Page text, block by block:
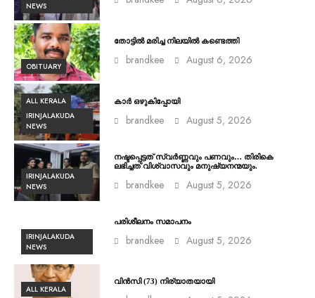
NEWS
OBITUARY
തോട്ടിൽ മരിച്ച നിലയിൽ കണ്ടെത്തി
brandkee August 6, 2026
ALL KERALA
IRINJALAKUDA
NEWS
കാർ ഒഴുകിപ്പോയി
brandkee August 5, 2026
IRINJALAKUDA
NEWS
നഷ്ടപ്പെട്ടത് സ്വർണ്ണവും പണവും… തിരികെ
ലഭിച്ചത് വിശ്വാസവും മനുഷ്യനന്മയും.
brandkee August 5, 2026
IRINJALAKUDA
NEWS
പരിശീലനം സമാപനം
brandkee August 5, 2026
ALL KERALA
വിൻസി (73) നിര്യാതയായി